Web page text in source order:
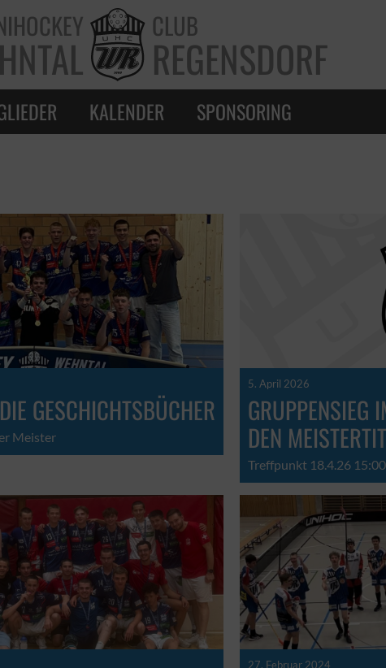
CLUB
REGENSDORF
KALENDER SPONSORING
GESCHICHTSBÜCHER
Meister
5. April 2026
GRUPPENSIEG
DEN
Treffpunkt 18.4.26
27. Februar 2024